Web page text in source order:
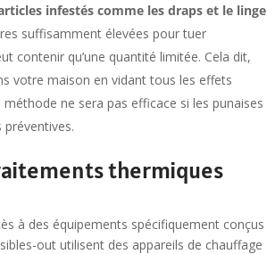
infestés comme les draps et le linge
suffisamment élevées pour tuer
contenir qu’une quantité limitée. Cela dit,
votre maison en vidant tous les effets
ne sera pas efficace si les punaises
thermiques
à des équipements spécifiquement conçus
out utilisent des appareils de chauffage